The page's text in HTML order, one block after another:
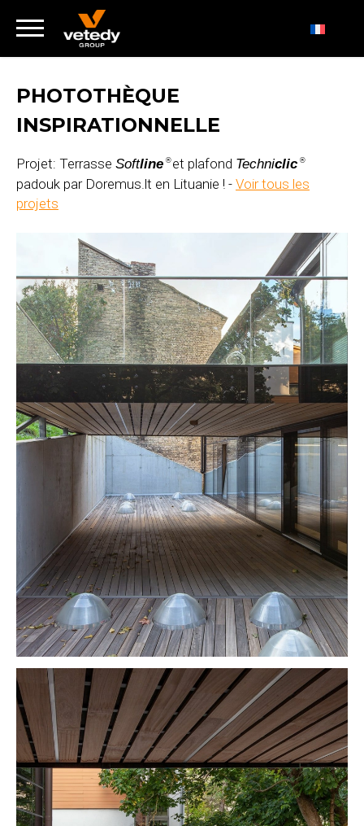
PHOTOTHÈQUE
INSPIRATIONNELLE
Projet: Terrasse Softline ®et plafond Techniclic ®
padouk par Doremus.lt en Lituanie ! - Voir tous les
projets